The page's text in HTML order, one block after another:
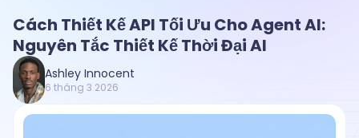
Cách Thiết Kế API Tối Ưu Cho Agent AI:
Nguyên Tắc Thiết Kế Thời Đại AI
Ashley Innocent
6 tháng 3 2026